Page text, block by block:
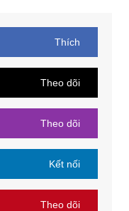
Thích
Theo dõi
Theo dõi
Kết nối
Theo dõi